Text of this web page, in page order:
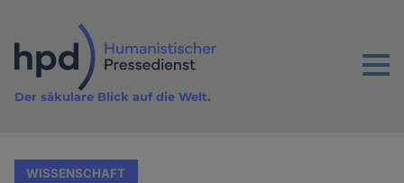
Inhalt
Menu
Der säkulare Blick auf die Welt.
WISSENSCHAFT